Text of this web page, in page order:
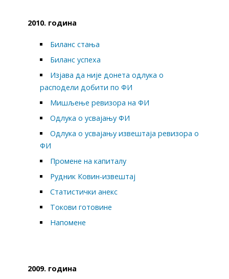
2010. година
Биланс стања
Биланс успеха
Изјава да није донета одлука о
расподели добити по ФИ
Мишљење ревизора на ФИ
Одлука о усвајању ФИ
Одлука о усвајању извештаја ревизора о
ФИ
Промене на капиталу
Рудник Ковин-извештај
Статистички анекс
Токови готовине
Напомене
2009. година